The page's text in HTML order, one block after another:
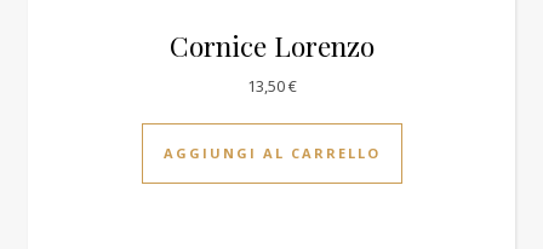
Cornice Lorenzo
13,50€
AGGIUNGI AL CARRELLO